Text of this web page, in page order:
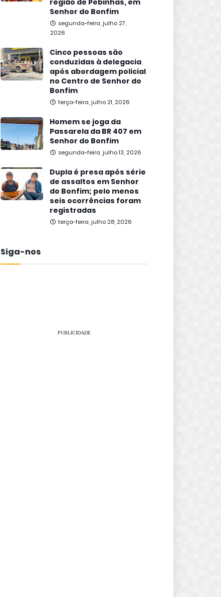
região de Pebinhas, em
Senhor do Bonfim
segunda-feira, julho 27,
2026
Cinco pessoas são
conduzidas à delegacia
após abordagem policial
no Centro de Senhor do
Bonfim
terça-feira, julho 21, 2026
Homem se joga da
Passarela da BR 407 em
Senhor do Bonfim
segunda-feira, julho 13, 2026
Dupla é presa após série
de assaltos em Senhor
do Bonfim; pelo menos
seis ocorrências foram
registradas
terça-feira, julho 28, 2026
Siga-nos
PUBLICIDADE